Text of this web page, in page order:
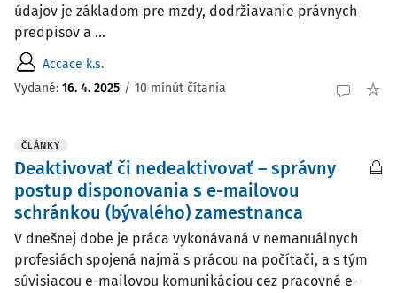
údajov je základom pre mzdy, dodržiavanie právnych
predpisov a ...
Accace k.s.
Vydané: 16. 4. 2025 / 10 minút čítania
ČLÁNKY
Deaktivovať či nedeaktivovať – správny
postup disponovania s e-mailovou
schránkou (bývalého) zamestnanca
V dnešnej dobe je práca vykonávaná v nemanuálnych
profesiách spojená najmä s prácou na počítači, a s tým
súvisiacou e-mailovou komunikáciou cez pracovné e-